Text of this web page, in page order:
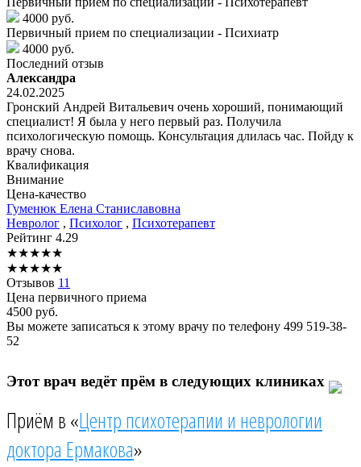
4000 руб.
Первичный прием по специализации - Психиатр
4000 руб.
Последний отзыв
Александра
24.02.2025
Гронский Андрей Витальевич очень хороший, понимающий
специалист! Я была у него первый раз. Получила
психологическую помощь. Консультация длилась час. Пойду к
врачу снова.
Квалификация
Внимание
Цена-качество
Гуменюк Елена Станиславовна
Невролог , Психолог , Психотерапевт
Рейтинг 4.29
★★★★★
★★★★★
Отзывов 11
Цена первичного приема
4500 руб.
Вы можете записаться к этому врачу по телефону 499 519-38-
52
Этот врач ведёт прём в следующих клиниках
Приём в «Центр психотерапии и неврологии
доктора Ермакова»